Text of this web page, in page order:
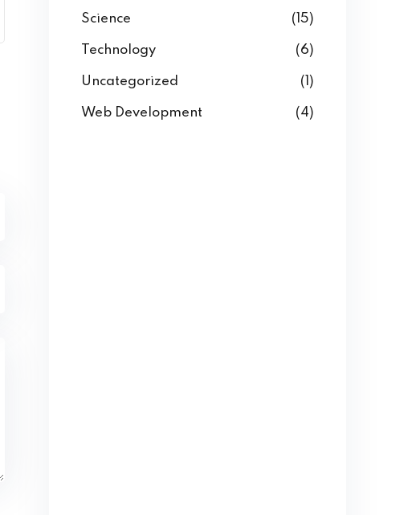
Science (15)
Technology (6)
Uncategorized (1)
Web Development (4)